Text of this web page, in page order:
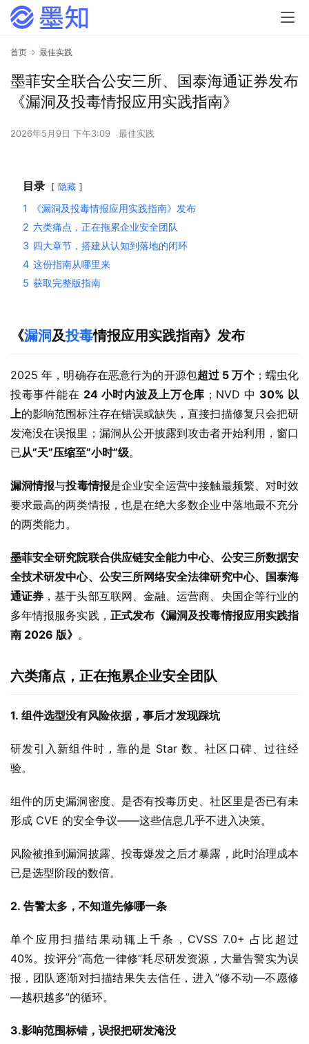
首页 最佳实践
墨菲安全联合公安三所、国泰海通证券发布
《漏洞及投毒情报应用实践指南》
2026年5月9日 下午3:09 最佳实践
目录 隐藏
1
《漏洞及投毒情报应用实践指南》发布
2 六类痛点，正在拖累企业安全团队
3 四大章节，搭建从认知到落地的闭环
4 这份指南从哪里来
5 获取完整版指南
《漏洞及投毒情报应用实践指南》发布
2025 年，明确存在恶意行为的开源包超过 5 万个；蠕虫化
投毒事件能在 24 小时内波及上万仓库 ；NVD 中 30% 以
上的影响范围标注存在错误或缺失，直接扫描修复只会把研
发淹没在误报里；漏洞从公开披露到攻击者开始利用，窗口
已从”天”压缩至”小时”级。
漏洞情报与投毒情报是企业安全运营中接触最频繁、对时效
要求最高的两类情报，也是在绝大多数企业中落地最不充分
的两类能力。
墨菲安全研究院联合供应链安全能力中心、公安三所数据安
全技术研发中心、公安三所网络安全法律研究中心、国泰海
通证券 ，基于头部互联网、金融、运营商、央国企等行业的
多年情报服务实践， 正式发布《漏洞及投毒情报应用实践指
南 2026 版》 。
六类痛点，正在拖累企业安全团队
1. 组件选型没有风险依据，事后才发现踩坑
研发引入新组件时，靠的是 Star 数、社区口碑、过往经
验。
组件的历史漏洞密度、是否有投毒历史、社区里是否已有未
形成 CVE 的安全争议——这些信息几乎不进入决策。
风险被推到漏洞披露、投毒爆发之后才暴露，此时治理成本
已是选型阶段的数倍。
2. 告警太多，不知道先修哪一条
单个应用扫描结果动辄上千条，CVSS 7.0+ 占比超过
40%。按评分”高危一律修”耗尽研发资源，大量告警实为误
报，团队逐渐对扫描结果失去信任，进入”修不动—不愿修
—越积越多”的循环。
3.影响范围标错，误报把研发淹没